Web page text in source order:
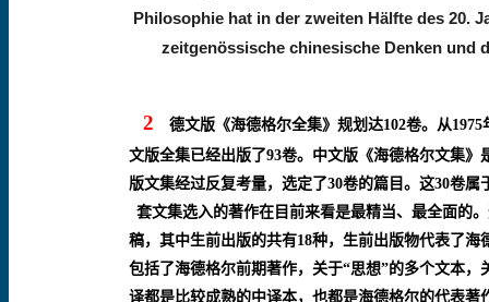
Philosophie hat in der zweiten Hälfte des 20.
zeitgenössische chinesische Denken und
2 德文版《海德格尔全集》规划达102卷。从1975
文版全集已经出版了93卷。中文版《海德格尔文集》
版文集经过反复考量，选定了30卷的篇目。这30卷属
套文集选入的著作在目前来看是最精当、最全面的
稿，其中生前出版的共有18种，生前出版物代表了海
包括了海德格尔前期著作，关于“思想”的多个文本
译都是比较成熟的中译本，也都是海德格尔的代表